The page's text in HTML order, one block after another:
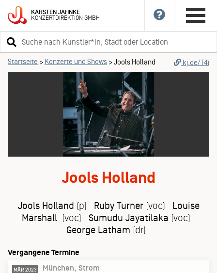
KARSTENJAHNKE
KONZERTDIREKTIONGMBH
Suchbegriff
eingeben
Startseite > Konzerte und Shows >Jools Holland kj.de/T4i
Jools Holland
Jools Holland (p) Ruby Turner (voc)
Louise
Marshall (voc) Sumudu Jayatilaka (voc)
George Latham (dr)
Vergangene Termine
MÄR 2023 München Strom